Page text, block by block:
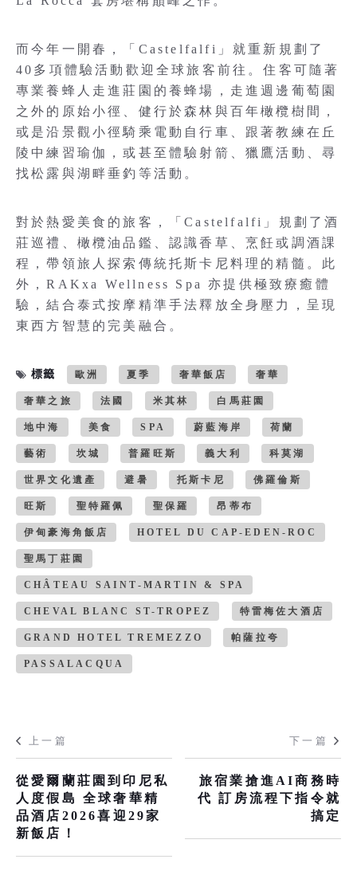
而今年一開春，「Castelfalfi」就重新規劃了
40多項體驗活動歡迎全球旅客前往。住客可隨著
專業養蜂人走進莊園的養蜂場，走進週邊葡萄園
之外的原始小徑、健行於森林與百年橄欖樹間，
或是沿景觀小徑騎乘電動自行車、跟著教練在丘
陵中練習瑜伽，或甚至體驗射箭、獵鷹活動、尋
找松露與湖畔垂釣等活動。
對於熱愛美食的旅客，「Castelfalfi」規劃了酒
莊巡禮、橄欖油品鑑、認識香草、烹飪或調酒課
程，帶領旅人探索傳統托斯卡尼料理的精髓。此
外，RAKxa Wellness Spa 亦提供極致療癒體
驗，結合泰式按摩精準手法釋放全身壓力，呈現
東西方智慧的完美融合。
標籤 歐洲 夏季 奢華飯店 奢華
奢華之旅 法國 米其林 白馬莊園
地中海 美食 SPA 蔚藍海岸 荷蘭
藝術 坎城 普羅旺斯 義大利 科莫湖
世界文化遺產 避暑 托斯卡尼 佛羅倫斯
旺斯 聖特羅佩 聖保羅 昂蒂布
伊甸豪海角飯店 HOTEL DU CAP-EDEN-ROC
聖馬丁莊園
CHÂTEAU SAINT-MARTIN & SPA
CHEVAL BLANC ST-TROPEZ 特雷梅佐大酒店
GRAND HOTEL TREMEZZO 帕薩拉夸
PASSALACQUA
上一篇
從愛爾蘭莊園到印尼私
人度假島 全球奢華精
品酒店2026喜迎29家
新飯店！
下一篇
旅宿業搶進AI商務時
代 訂房流程下指令就
搞定